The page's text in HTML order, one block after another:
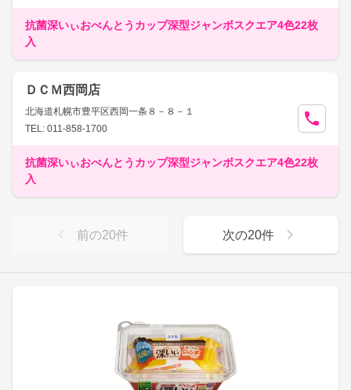
抗菌深いぃおべんとうカップ深型ジャンボスクエア4色22枚
入
ＤＣＭ西岡店
北海道札幌市豊平区西岡一条８－８－１
TEL: 011-858-1700
抗菌深いぃおべんとうカップ深型ジャンボスクエア4色22枚
入
前の20件 次の20件